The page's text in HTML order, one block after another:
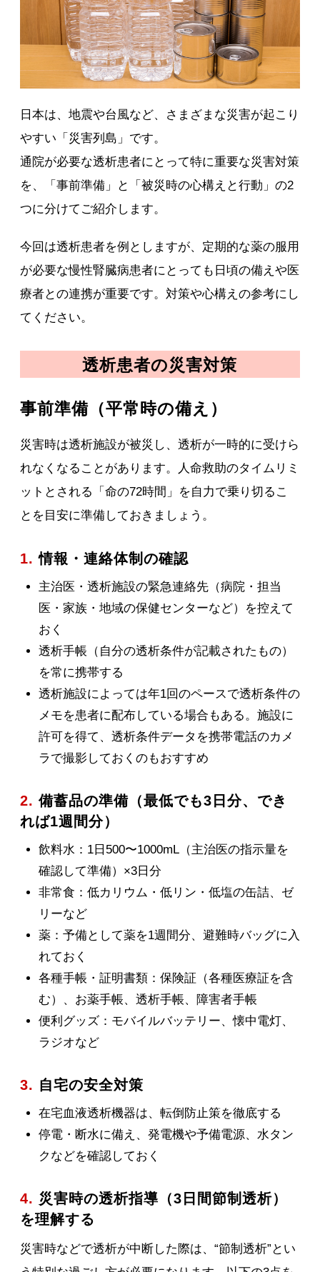
日本は、地震や台風など、さまざまな災害が起こり
やすい「災害列島」です。
通院が必要な透析患者にとって特に重要な災害対策
を、「事前準備」と「被災時の心構えと行動」の2
つに分けてご紹介します。
今回は透析患者を例としますが、定期的な薬の服用
が必要な慢性腎臓病患者にとっても日頃の備えや医
療者との連携が重要です。対策や心構えの参考にし
てください。
透析患者の災害対策
事前準備（平常時の備え）
災害時は透析施設が被災し、透析が一時的に受けら
れなくなることがあります。人命救助のタイムリミ
ットとされる「命の72時間」を自力で乗り切るこ
とを目安に準備しておきましょう。
1. 情報・連絡体制の確認
主治医・透析施設の緊急連絡先（病院・担当
医・家族・地域の保健センターなど）を控えて
おく
透析手帳（自分の透析条件が記載されたもの）
を常に携帯する
透析施設によっては年1回のペースで透析条件の
メモを患者に配布している場合もある。施設に
許可を得て、透析条件データを携帯電話のカメ
ラで撮影しておくのもおすすめ
2. 備蓄品の準備（最低でも3日分、でき
れば1週間分）
飲料水：1日500〜1000mL（主治医の指示量を
確認して準備）×3日分
非常食：低カリウム・低リン・低塩の缶詰、ゼ
リーなど
薬：予備として薬を1週間分、避難時バッグに入
れておく
各種手帳・証明書類：保険証（各種医療証を含
む）、お薬手帳、透析手帳、障害者手帳
便利グッズ：モバイルバッテリー、懐中電灯、
ラジオなど
3. 自宅の安全対策
在宅血液透析機器は、転倒防止策を徹底する
停電・断水に備え、発電機や予備電源、水タン
クなどを確認しておく
4. 災害時の透析指導（3日間節制透析）
を理解する
災害時などで透析が中断した際は、“節制透析”とい